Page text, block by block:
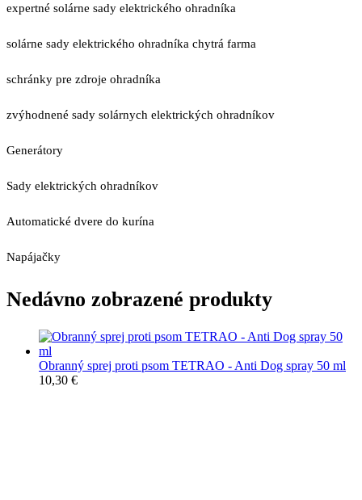
expertné solárne sady elektrického ohradníka
solárne sady elektrického ohradníka chytrá farma
schránky pre zdroje ohradníka
zvýhodnené sady solárnych elektrických ohradníkov
Generátory
Sady elektrických ohradníkov
Automatické dvere do kurína
Napájačky
Nedávno zobrazené produkty
Obranný sprej proti psom TETRAO - Anti Dog spray 50 ml
10,30 €